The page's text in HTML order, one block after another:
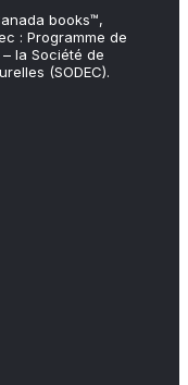
books™,
: Programme de
la Société de
(SODEC).